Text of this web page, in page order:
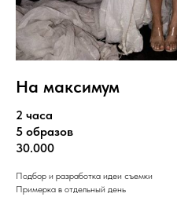
На максимум
2 часа
5 образов
30.000
Подбор и разработка идеи съемки
Примерка в отдельный день